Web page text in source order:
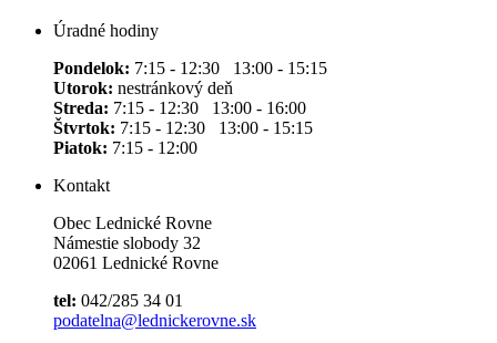
Úradné hodiny
Pondelok: 7:15 - 12:30 13:00 - 15:15
Utorok: nestránkový deň
Streda: 7:15 - 12:30 13:00 - 16:00
Štvrtok: 7:15 - 12:30 13:00 - 15:15
Piatok: 7:15 - 12:00
Kontakt
Obec Lednické Rovne
Námestie slobody 32
02061 Lednické Rovne
tel: 042/285 34 01
podatelna@lednickerovne.sk